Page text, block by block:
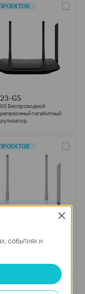
G5
Беспроводной
гигабитный
F5
Беспроводной
событиях и
Close